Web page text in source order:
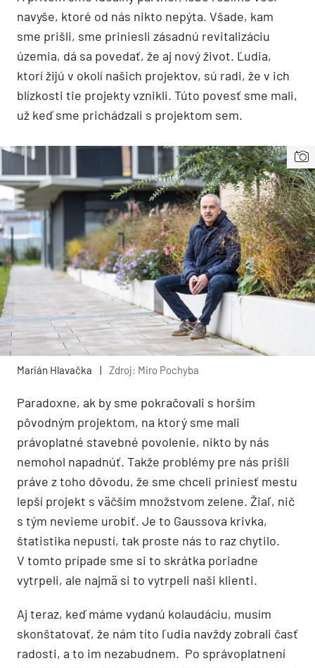
navyše, ktoré od nás nikto nepýta. Všade, kam
sme prišli, sme priniesli zásadnú revitalizáciu
územia, dá sa povedať, že aj nový život. Ľudia,
ktorí žijú v okolí našich projektov, sú radi, že v ich
blízkosti tie projekty vznikli. Túto povesť sme mali,
už keď sme prichádzali s projektom sem.
Marián Hlavačka Zdroj: Miro Pochyba
Paradoxne, ak by sme pokračovali s horším
pôvodným projektom, na ktorý sme mali
právoplatné stavebné povolenie, nikto by nás
nemohol napadnúť. Takže problémy pre nás prišli
práve z toho dôvodu, že sme chceli priniesť mestu
lepší projekt s väčším množstvom zelene. Žiaľ, nič
s tým nevieme urobiť. Je to Gaussova krivka,
štatistika nepustí, tak proste nás to raz chytilo.
V tomto prípade sme si to skrátka poriadne
vytrpeli, ale najmä si to vytrpeli naši klienti.
Aj teraz, keď máme vydanú kolaudáciu, musím
skonštatovať, že nám títo ľudia navždy zobrali časť
radosti, a to im nezabudnem. Po správoplatnení